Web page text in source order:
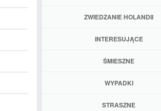
ZWIEDZANIE HOLANDII
INTERESUJĄCE
ŚMIESZNE
WYPADKI
STRASZNE